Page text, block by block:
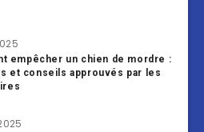
empêcher un chien de mordre :
et conseils approuvés par les